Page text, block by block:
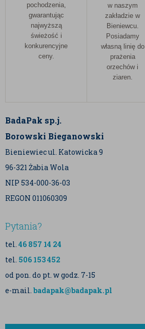
pochodzenia,
gwarantując
najwyższą
świeżość i
konkurencyjne
ceny.
w naszym
zakładzie w
Bieniewcu.
Posiadamy
własną linię do
prażenia
orzechów i
ziaren.
BadaPak sp.j.
Borowski Bieganowski
Bieniewiec ul. Katowicka 9
96-321 Żabia Wola
NIP 534-000-36-03
REGON 011060309
Pytania?
tel. 46 857 14 24
tel. 506 153 452
od pon. do pt. w godz. 7-15
e-mail. badapak@badapak.pl